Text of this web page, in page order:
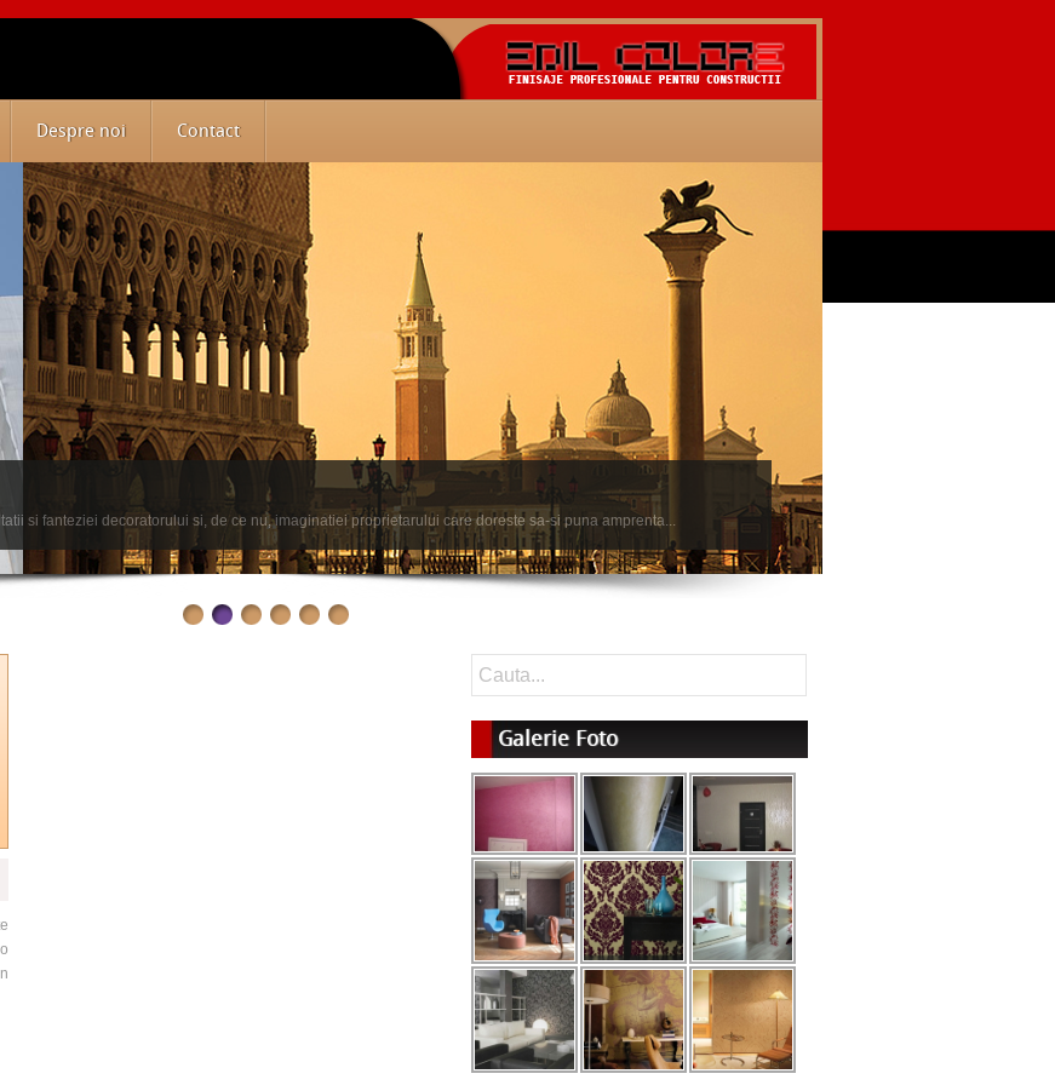
Despre noi Contact
si fanteziei decoratorului si, de ce nu, imaginatiei proprietarului care doreste sa-si puna amprenta...
Galerie Foto